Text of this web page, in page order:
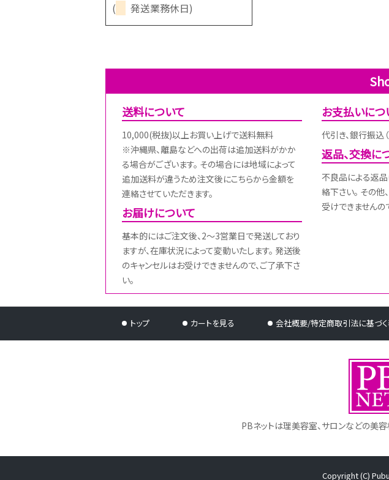
(
発送業務休日)
送料について
10,000(税抜)以上お買い上げで送料無料
※沖縄県、離島などへの出荷は追加送料がかか
る場合がございます。 その場合には地域によって
追加送料が違うため注文後にこちらから金額を
連絡させていただきます。
お届けについて
基本的にはご注文後、2～3営業日で発送しており
ますが、在庫状況によって変動いたします。 発送後
のキャンセルはお受けできませんので、ご了承下さ
い。
お支払いにつ
代引き、銀行振込
返品、交換に
不良品による返
絡下さい。 その
受けできませんの
トップ カートを見る 会社概要/特定商取引法に基づ
PBネットは理美容室、サロンなどの美
Copyright (C)